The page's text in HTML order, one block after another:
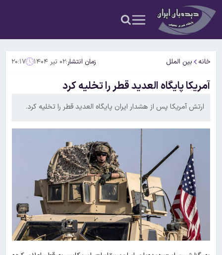
خانه بین الملل زمان انتشار:۰۲ تیر ۱۴۰۴ ۲۰:۱۷
آمریکا پایگاه العدید قطر را تخلیه کرد
ارتش آمریکا پس از هشدار ایران پایگاه العدید قطر را تخلیه کرد.